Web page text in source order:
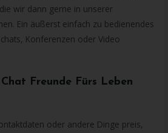
wir dann gerne in unserer
Ein äußerst einfach zu bedienendes
Konferenzen oder Video
Freunde Fürs Leben
oder andere Dinge preis,